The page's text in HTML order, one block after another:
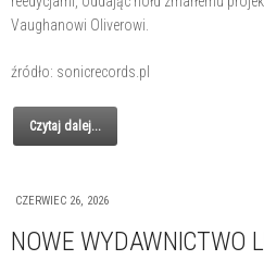
Vaughanowi Oliverowi.
źródło: sonicrecords.pl
Czytaj dalej...
CZERWIEC 26, 2026
NOWE WYDAWNICTWO